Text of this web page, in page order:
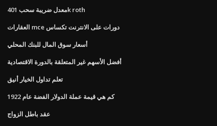
معدل ضريبة سحب 401k roth
العقارات mce دورات على الانترنت تكساس
أسعار سوق المال للبنك المحلي
أفضل الأسهم غير المتعلقة بالدورة الاقتصادية
تعلم تداول الخيار أنيق
كم هي قيمة عملة الدولار الفضة عام 1922
عقد باطل الزواج